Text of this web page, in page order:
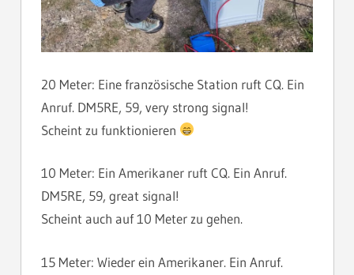
20 Meter: Eine französische Station ruft CQ. Ein
Anruf. DM5RE, 59, very strong signal!
Scheint zu funktionieren
10 Meter: Ein Amerikaner ruft CQ. Ein Anruf.
DM5RE, 59, great signal!
Scheint auch auf 10 Meter zu gehen.
15 Meter: Wieder ein Amerikaner. Ein Anruf.